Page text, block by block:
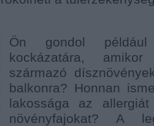
Ön gondol
kockázatára,
származó
balkonra? Honnan
lakossága az
növényfajokat? A